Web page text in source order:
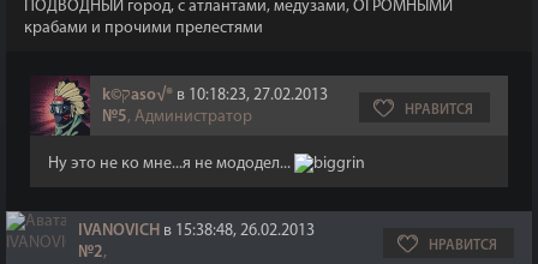
ПОДВОДНЫЙ город, с атлантами, медузами, ОГРОМНЫМИ
крабами и прочими прелестями
k©קaso√® в 10:18:23, 27.02.2013
№5, Администратор НРАВИТСЯ
Ну это не ко мне...я не мододел...
IVANOVICH в 15:38:48, 26.02.2013
№2, НРАВИТСЯ